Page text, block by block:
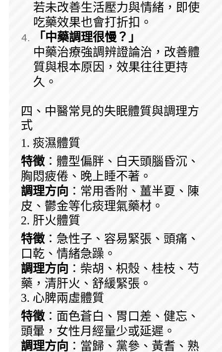
若未改善生活壓力與情緒，即使
吃藥效果也會打折扣。
「中藥調理很慢？」
中藥治療強調辨證論治，改善體
質與根本原因，效果往往更持
久。
四、中醫常見的失眠體質與調理方
式
1. 痰濕體質
特徵：體型偏胖、白天頭腦昏沉、
胸悶疲倦、晚上睡不著。
調理方向 ：常用香附、薑半夏、陳
皮、鬱金等化痰理氣藥材。
2. 肝火體質
特徵：急性子、容易緊張、頭痛、
口乾、情緒急躁。
調理方向 ：柴胡、枳殼、桂枝、芍
藥，清肝火、舒緩緊張。
3. 心脾兩虛體質
特徵：面色蒼白、胃口差、健忘、
頭暈，女性月經量少或延遲。
調理方向 ：當歸、黨參、黃耆、熟